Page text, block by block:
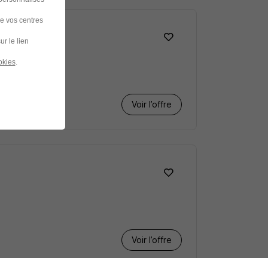
Voir l’offre
Voir l’offre
vos centres
le lien
.